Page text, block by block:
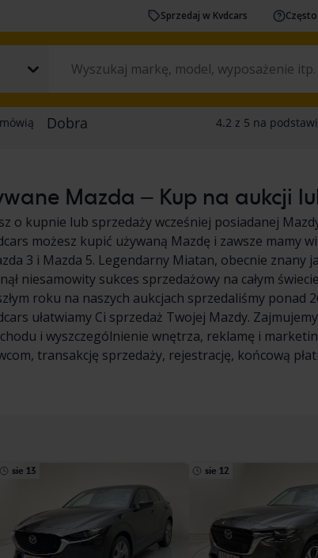
Sprzedaj w Kvdcars
Mazda – Kup na aukcji
o kupnie lub sprzedaży wcześniej posiadanej
możesz kupić używaną Mazdę i zawsze mamy
3 i Mazda 5. Legendarny Miatan, obecnie
niesamowity sukces sprzedażowy na całym
roku na naszych aukcjach sprzedaliśmy ponad
ułatwiamy Ci sprzedaż Twojej Mazdy.
i wyszczególnienie wnętrza, reklamę i
transakcję sprzedaży, rejestrację, końcową
sie 13 sie 12